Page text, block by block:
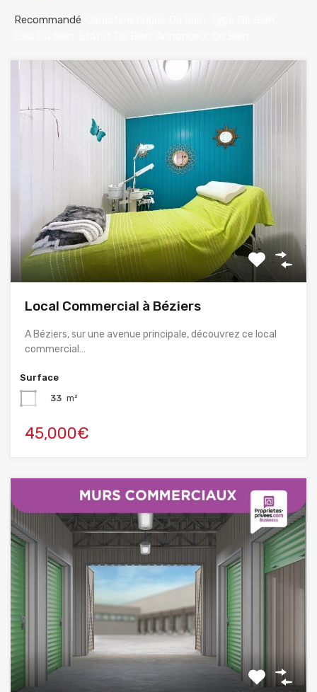
Recommandé
Local Commercial à Béziers
A Béziers, sur une avenue principale, découvrez ce local
commercial…
Surface
33 m²
45,000€